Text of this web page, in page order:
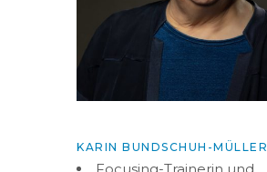
KARIN BUNDSCHUH-MÜLLER